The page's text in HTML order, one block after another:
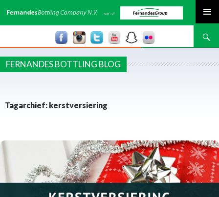
Zoeken
FERNANDES BOTTLING BLOG
Tagarchief: kerstversiering